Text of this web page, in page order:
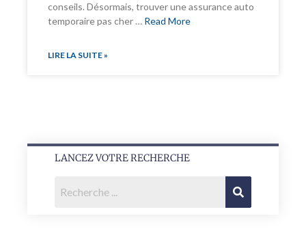
conseils. Désormais, trouver une assurance auto
temporaire pas cher … Read More
LIRE LA SUITE »
LANCEZ VOTRE RECHERCHE